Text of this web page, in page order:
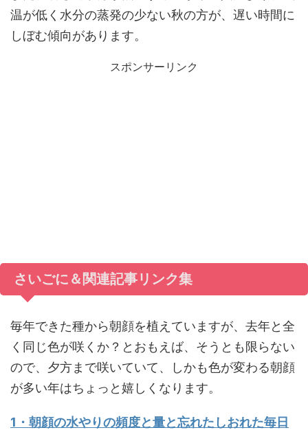
温が低く水分の蒸発の少ない秋の方が、遅い時間に
しぼむ傾向があります。
スポンサーリンク
さいごに＆関連記事リンク集
毎年できた種から朝顔を植えていますが、去年と全
く同じ色が咲くか？とおもえば、そうとも限らない
ので、夕方まで咲いていて、しかも色が変わる朝顔
が多い年はちょっと嬉しくなります。
1・朝顔の水やりの頻度と量と忘れたしおれた毎日